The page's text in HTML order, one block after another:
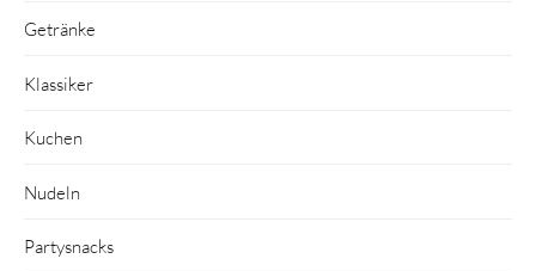
Getränke
Klassiker
Kuchen
Nudeln
Partysnacks